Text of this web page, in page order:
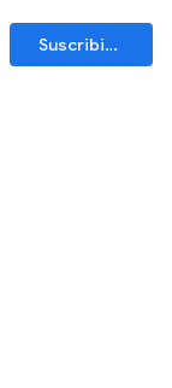
Suscribirse